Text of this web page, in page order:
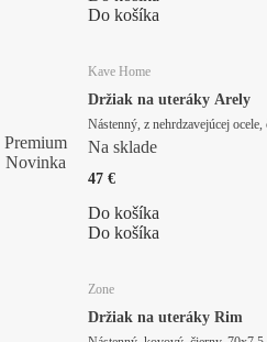
Do košíka
Premium
Novinka
Kave Home
Držiak na uteráky Arely
Na sklade
47 €
Do košíka
Do košíka
Zone
Držiak na uteráky Rim